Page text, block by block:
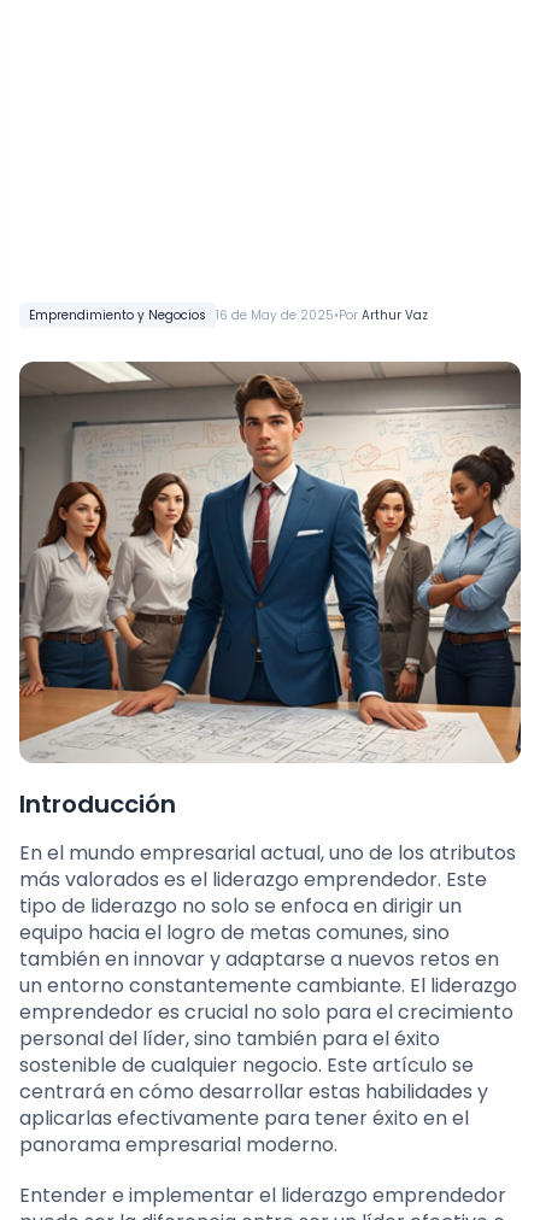
Emprendimiento y Negocios 16 de May de 2025•Por Arthur Vaz
Introducción
En el mundo empresarial actual, uno de los atributos
más valorados es el liderazgo emprendedor. Este
tipo de liderazgo no solo se enfoca en dirigir un
equipo hacia el logro de metas comunes, sino
también en innovar y adaptarse a nuevos retos en
un entorno constantemente cambiante. El liderazgo
emprendedor es crucial no solo para el crecimiento
personal del líder, sino también para el éxito
sostenible de cualquier negocio. Este artículo se
centrará en cómo desarrollar estas habilidades y
aplicarlas efectivamente para tener éxito en el
panorama empresarial moderno.
Entender e implementar el liderazgo emprendedor